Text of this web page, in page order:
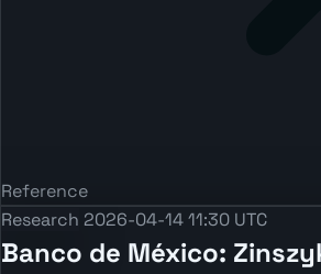
Reference
Research 2026-04-14 11:30 UTC
Banco de México: